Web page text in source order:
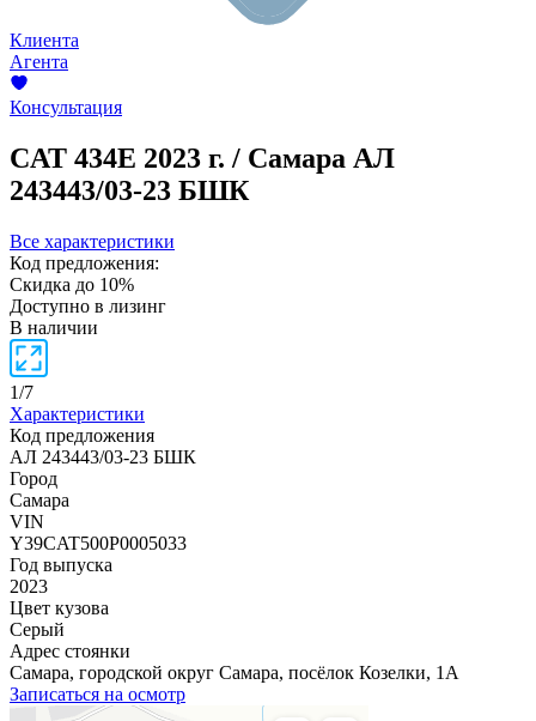
Клиента
Агента
Консультация
CAT 434E 2023 г. / Самара АЛ
243443/03-23 БШК
Все характеристики
Код предложения:
Скидка до 10%
Доступно в лизинг
В наличии
1/7
Характеристики
Код предложения
АЛ 243443/03-23 БШК
Город
Самара
VIN
Y39CAT500P0005033
Год выпуска
2023
Цвет кузова
Серый
Адрес стоянки
Самара, городской округ Самара, посёлок Козелки, 1А
Записаться на осмотр